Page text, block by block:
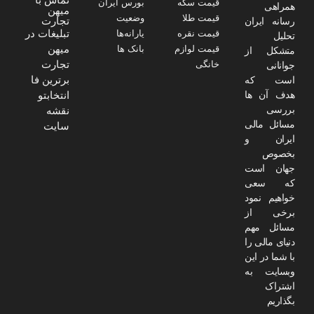
همراهی
رسانه ایران
تحلیل
متشکل از
جوانانی
است که
هدف آن ها
بررسی
مسائل مالی
ایران و
بخصوص
جهان است
که سعی
خواهیم نمود
برخی از
مسائل مهم
دنیای مالی را
با شما در این
وبسایت به
اشتراک
بگذاریم
قیمت سکه
قیمت طلا
قیمت نقره
قیمت لوازم
خانگی
بورس ایران
وضعیت
یارانه‌ها
بانک ها
میهن
تجارت
تبلیغات در
میهن
تجارت
برترین فا
انتخابتو
نقشه
سایت